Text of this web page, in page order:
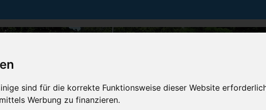
sind für die korrekte Funktionsweise dieser Website
Werbung zu finanzieren.